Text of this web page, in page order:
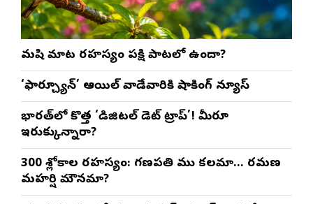
మనిషి మాట రహస్యం పక్షి పాటలో ఉందా?
‘ఫార్చ్యూన్’ ఆయిల్ వాడేవారికి షాకింగ్ న్యూస్
భారత్‌లో కొత్త ‘డిజిటల్ డెట్ ట్రాప్’! మీరూ
ఇరుక్కున్నారా?
300 శ్లోకాల రహస్యం: గణపతి ముని కలమా… రమణ
మహర్షి మౌనమా?